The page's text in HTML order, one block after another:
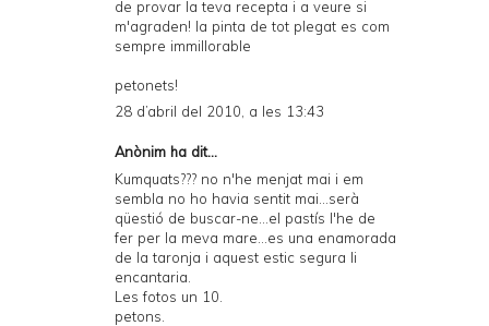
de provar la teva recepta i a veure si
m'agraden! la pinta de tot plegat es com
sempre immillorable
petonets!
28 d’abril del 2010, a les 13:43
Anònim ha dit...
Kumquats??? no n'he menjat mai i em
sembla no ho havia sentit mai...serà
qüestió de buscar-ne...el pastís l'he de
fer per la meva mare...es una enamorada
de la taronja i aquest estic segura li
encantaria.
Les fotos un 10.
petons.